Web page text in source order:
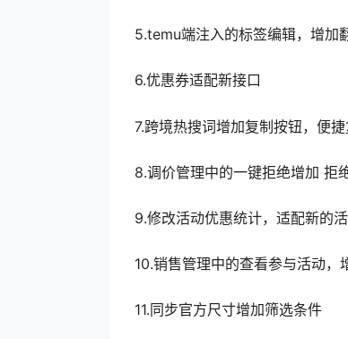
5.temu端注入的标签编辑，增加
6.优惠券适配新接口
7.跨境热搜词增加复制按钮，便
8.调价管理中的一键拒绝增加 拒
9.修改活动优惠统计，适配新的
10.销售管理中的查看参与活动，
11.同步官方尺寸增加筛选条件